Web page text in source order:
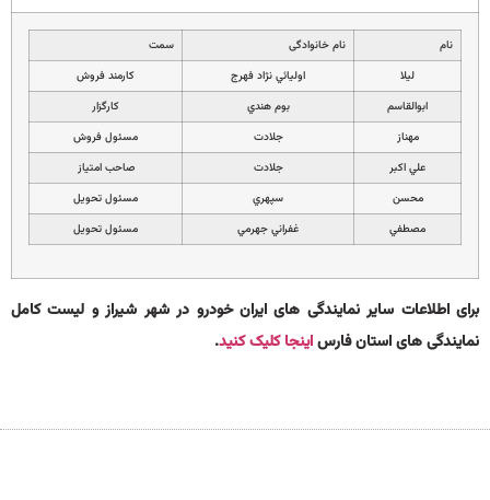
نام نام خانوادگی
سمت
ليلا
اوليائي نژاد فهرج
كارمند فروش
ابوالقاسم
بوم هندي
كارگزار
مهناز
جلادت
مسئول فروش
علي اكبر
جلادت
صاحب امتياز
محسن
سپهري
مسئول تحويل
مصطفي
غفراني جهرمي مسئول تحويل
برای اطلاعات سایر نمایندگی های ایران خودرو در شهر شیراز و لیست کامل
نمایندگی های استان فارساینجا کلیک کنید.